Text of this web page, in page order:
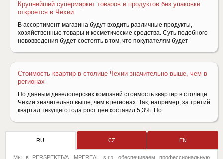
Крупнейший супермаркет товаров и продуктов без упаковки
откроется в Чехии
В ассортимент магазина будут входить различные продукты,
хозяйственные товары и косметические средства. Суть подобного
нововведения будет состоять в том, что покупателям будет
Стоимость квартир в столице Чехии значительно выше, чем в
регионах
По данным девелоперских компаний стоимость квартир в столице
Чехии значительно выше, чем в регионах. Так, например, за третий
квартал текущего года рост цен составил 5,3%. По
RU CZ EN
Мы в PERSPEKTIVA IMPEREAL s.r.o. обеспечиваем профессиональную